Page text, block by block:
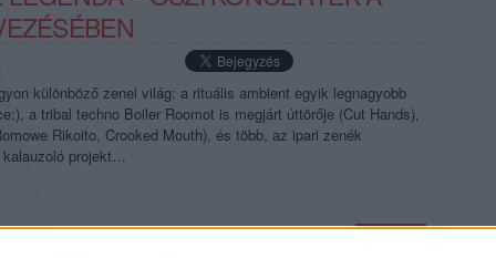
különböző zenei világ: a rituális ambient egyik legnagyobb
a tribal techno Boiler Roomot is megjárt úttörője (Cut Hands),
Rikoito, Crooked Mouth), és több, az ipari zenék
kalauzoló projekt…